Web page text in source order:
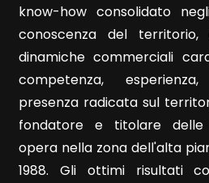
know-how consolidato
conoscenza del territorio,
dinamiche commerciali
competenza,
presenza radicata sul
fondatore e titolare delle
opera nella zona dell'alta
1988. Gli ottimi risultati
Camere
minime
Qualsiasi
1